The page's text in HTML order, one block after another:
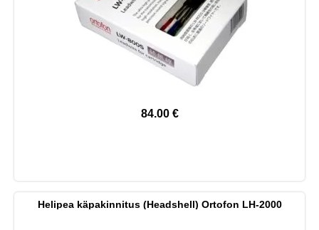
84.00 €
Helipea käpakinnitus (Headshell) Ortofon LH-2000